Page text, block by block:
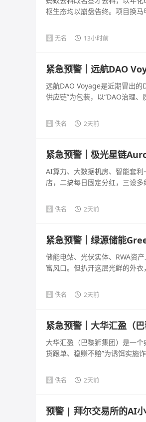
枢生态均以崩盘告终。项目换
无名 13小时前
紧急预警｜远航DAO
远航DAO Voyage是近期冒出的
供应链”为包装，以“DAO治理
佚名 2天前
紧急预警｜极光星链
AI算力、大数据机房、智能套
店，二搞每日固定分红，三设
佚名 2天前
紧急预警｜绿源储能
储能电站、光伏实体、RWA资
富风口。但扒开这层光鲜的外
佚名 2天前
紧急预警｜大华汇盈（
大华汇盈（巴黎狮集团）是一
货跟单、稳赚不赔”为诱饵实施
佚名 2天前
预警 | 拜尔交易所的AI